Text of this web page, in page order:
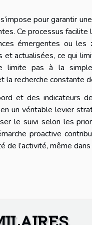
pour garantir
Ce processus
émergentes ou les
et actualisées, ce qui
pas à la simple
la recherche constante
et des indicateurs
un véritable levier
le suivi selon les
proactive
de l’activité, même